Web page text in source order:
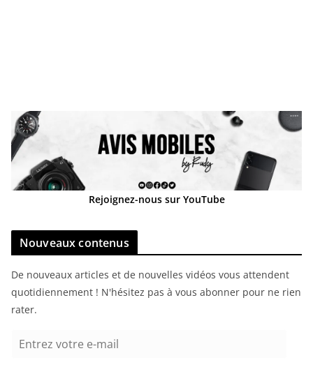
Rejoignez-nous sur YouTube
Nouveaux contenus
De nouveaux articles et de nouvelles vidéos vous attendent
quotidiennement ! N'hésitez pas à vous abonner pour ne rien
rater.